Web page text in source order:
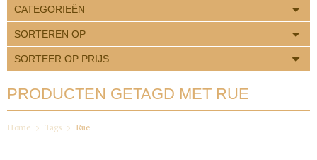
CATEGORIEËN
SORTEREN OP
SORTEER OP PRIJS
PRODUCTEN GETAGD MET RUE
Home Tags Rue